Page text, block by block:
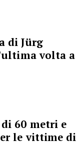
di Jürg
volta a
60 metri e
le vittime di